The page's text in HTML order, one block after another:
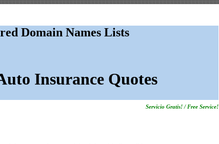
Domain Names Lists
Insurance Quotes
Servicio Gratis! / Free Service!